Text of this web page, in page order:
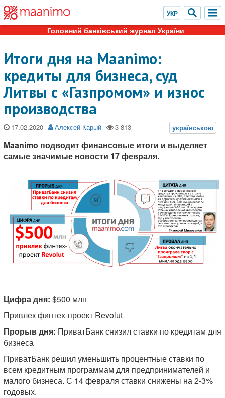
Головний банківський журнал України
Итоги дня на Maanimo:
кредиты для бизнеса, суд
Литвы с «Газпромом» и износ
производства
17.02.2020 Алексей Карый
Maanimo подводит финансовые итоги и выделяет
самые значимые новости 17 февраля.
Цифра дня: $500 млн
Привлек финтех-проект Revolut
Прорыв дня: ПриватБанк снизил ставки по кредитам для
бизнеса
ПриватБанк решил уменьшить процентные ставки по
всем кредитным программам для предпринимателей и
малого бизнеса. С 14 февраля ставки снижены на 2-3%
годовых.